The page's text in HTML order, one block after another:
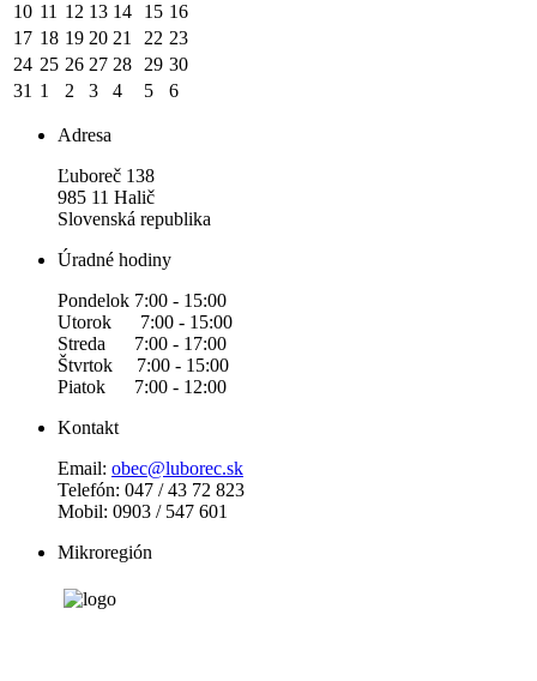
10 11 12 13 14 15 16
17 18 19 20 21 22 23
24 25 26 27 28 29 30
31 1 2 3 4 5 6
Adresa
Ľuboreč 138
985 11 Halič
Slovenská republika
Úradné hodiny
Pondelok 7:00 - 15:00
Utorok 7:00 - 15:00
Streda 7:00 - 17:00
Štvrtok 7:00 - 15:00
Piatok 7:00 - 12:00
Kontakt
Email: obec@luborec.sk
Telefón: 047 / 43 72 823
Mobil: 0903 / 547 601
Mikroregión